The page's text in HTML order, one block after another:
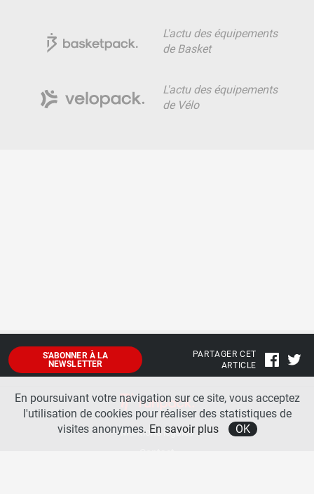
L'actu des équipements
de Basket
L'actu des équipements
de Vélo
S'ABONNER À LA
NEWSLETTER
PARTAGER CET
ARTICLE
Mentions légales
En poursuivant votre navigation sur ce site, vous acceptez
l'utilisation de cookies pour réaliser des statistiques de
visites anonymes. En savoir plus OK